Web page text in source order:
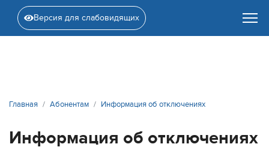
Версия для слабовидящих
Главная Абонентам Информация об отключениях
Информация об отключениях